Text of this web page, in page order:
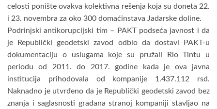
celosti ponište ovakva kolektivna rešenja koja su doneta 22.
i 23. novembra za oko 300 domaćinstava Jadarske doline.
Podrinjski antikorupcijski tim – PAKT podseća javnost i da
je Republički geodetski zavod odbio da dostavi PAKT-u
dokumentaciju o uslugama koje su pružali Rio Tintu u
periodu od 2011. do 2017. godine kada je ova javna
institucija prihodovala od kompanije 1.437.112 rsd.
Naknadno je utvrđeno da je Republički geodetski zavod bez
znanja i saglasnosti građana stranoj kompaniji stavljao na